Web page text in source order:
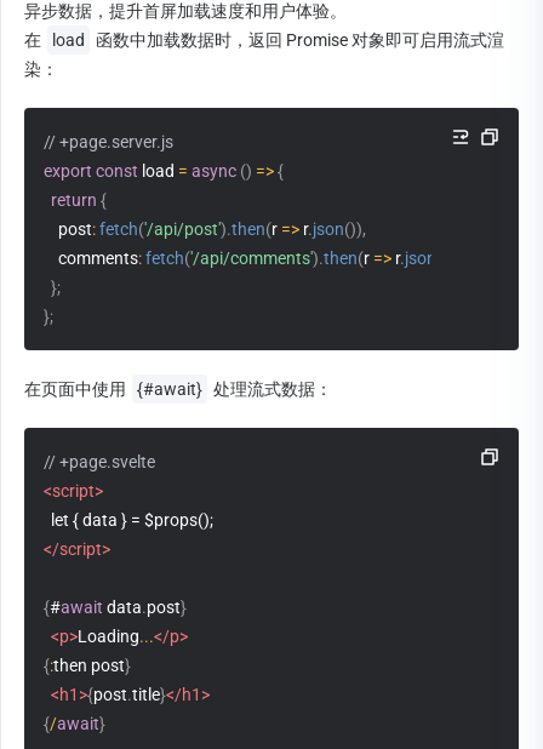
异步数据，提升首屏加载速度和用户体验。
在
load
函数中加载数据时，返回 Promise 对象即可启用流式渲
染：
// +page.server.js
export const load = async () =>{
return {
post:fetch('/api/post').then(r => r.json()),
comments:fetch('/api/comments').then(r => r.json
};
};
在页面中使用 {#await} 处理流式数据：
// +page.svelte
<script>
  let { data } = $props();
</script>
{#await data.post}
<p>Loading...</p>
{:then post}
<h1>{post.title}</h1>
{/await}